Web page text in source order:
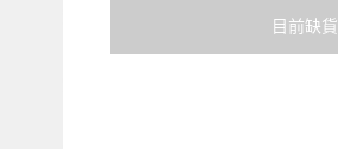
目前缺貨